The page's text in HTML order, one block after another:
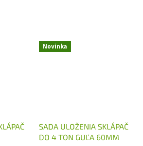
Novinka
SADA ULOŽENIA SKLÁPAČ
DO 4 TON GUĽA 60MM